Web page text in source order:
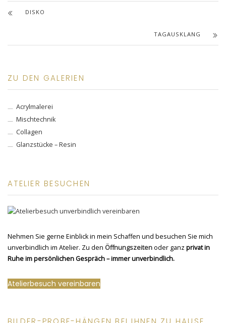
DISKO
TAGAUSKLANG
ZU DEN GALERIEN
Acrylmalerei
Mischtechnik
Collagen
Glanzstücke – Resin
ATELIER BESUCHEN
Nehmen Sie gerne Einblick in mein Schaffen und besuchen Sie mich
unverbindlich im Atelier. Zu den Öffnungszeitenoder ganz privat in
Ruhe im persönlichen Gespräch – immer unverbindlich.
Atelierbesuch vereinbaren